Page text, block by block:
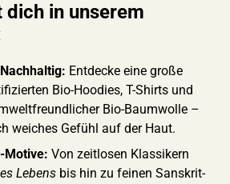
dich in unserem
Entdecke eine große
Bio-Hoodies, T-Shirts und
Bio-Baumwolle –
weiches Gefühl auf der Haut.
Motive: Von zeitlosen Klassikern
Lebens bis hin zu feinen Sanskrit-